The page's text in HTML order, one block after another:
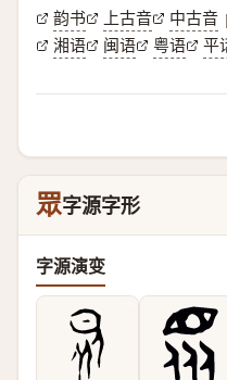
韵书 上古音 中古音 |
湘语
闽语 粤语 平
眾字源字形
字源演变